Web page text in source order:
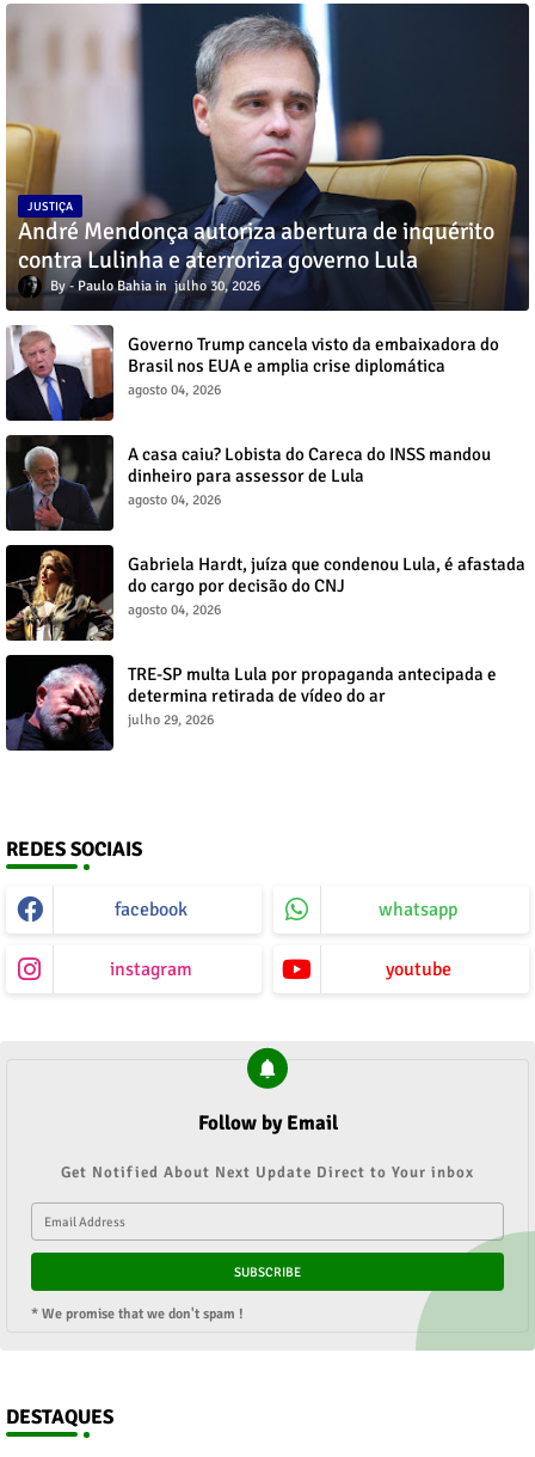
JUSTIÇA
André Mendonça autoriza abertura de inquérito
contra Lulinha e aterroriza governo Lula
Paulo Bahia julho 30, 2026
Governo Trump cancela visto da embaixadora do
Brasil nos EUA e amplia crise diplomática
agosto 04, 2026
A casa caiu? Lobista do Careca do INSS mandou
dinheiro para assessor de Lula
agosto 04, 2026
Gabriela Hardt, juíza que condenou Lula, é afastada
do cargo por decisão do CNJ
agosto 04, 2026
TRE-SP multa Lula por propaganda antecipada e
determina retirada de vídeo do ar
julho 29, 2026
REDES SOCIAIS
facebook whatsapp
instagram youtube
Follow by Email
Get Notified About Next Update Direct to Your inbox
* We promise that we don't spam !
DESTAQUES